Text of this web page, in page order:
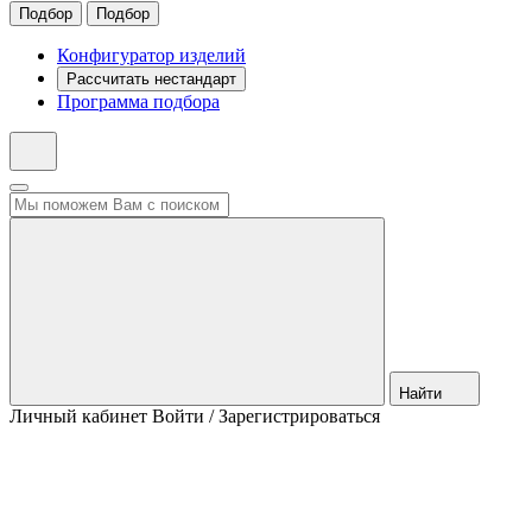
Подбор Подбор
Конфигуратор изделий
Рассчитать нестандарт
Программа подбора
Найти
Личный кабинет Войти / Зарегистрироваться